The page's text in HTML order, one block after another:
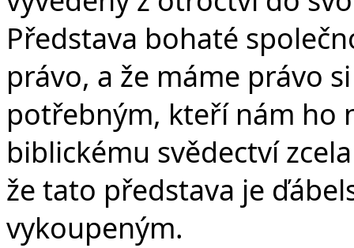
Představa bohaté
právo, a že máme právo
potřebným, kteří nám ho
biblickému svědectví
že tato představa je
vykoupeným.